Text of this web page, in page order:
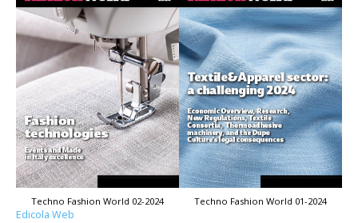
Techno Fashion World 02-2024 Techno Fashion World 01-2024
Edicola Web